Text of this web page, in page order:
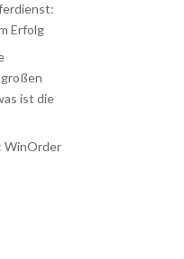
Erfolg
ist die
WinOrder